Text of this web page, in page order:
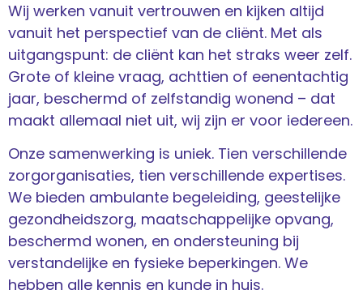
Wij werken vanuit vertrouwen en kijken altijd
vanuit het perspectief van de cliënt. Met als
uitgangspunt: de cliënt kan het straks weer zelf.
Grote of kleine vraag, achttien of eenentachtig
jaar, beschermd of zelfstandig wonend – dat
maakt allemaal niet uit, wij zijn er voor iedereen.
Onze samenwerking is uniek. Tien verschillende
zorgorganisaties, tien verschillende expertises.
We bieden ambulante begeleiding, geestelijke
gezondheidszorg, maatschappelijke opvang,
beschermd wonen, en ondersteuning bij
verstandelijke en fysieke beperkingen. We
hebben alle kennis en kunde in huis.